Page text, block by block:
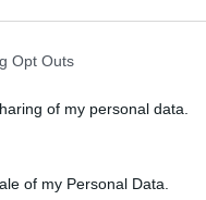
Opt Outs
of my personal data.
of my Personal Data.
τα 80ά γενέθλιά